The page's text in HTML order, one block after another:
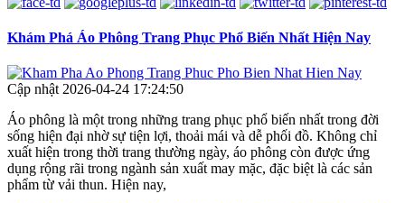
Khám Phá Áo Phông Trang Phục Phổ Biến Nhất Hiện Nay
Cập nhật 2026-04-24 17:24:50
Áo phông là một trong những trang phục phổ biến nhất trong đời
sống hiện đại nhờ sự tiện lợi, thoải mái và dễ phối đồ. Không chỉ
xuất hiện trong thời trang thường ngày, áo phông còn được ứng
dụng rộng rãi trong ngành sản xuất may mặc, đặc biệt là các sản
phẩm từ vải thun. Hiện nay,